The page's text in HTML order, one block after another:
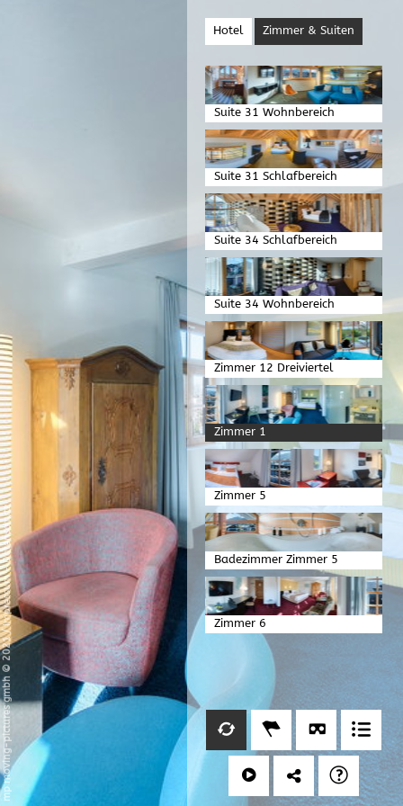
Hotel Zimmer & Suiten
Suite 31 Wohnbereich
Suite 31 Schlafbereich
Suite 34 Schlafbereich
Suite 34 Wohnbereich
Zimmer 12 Dreiviertel
Zimmer 1
Zimmer 5
Badezimmer Zimmer 5
Zimmer 6
mp moving-pictures gmbh © 2021
/
Impressum
-
Datenschutz